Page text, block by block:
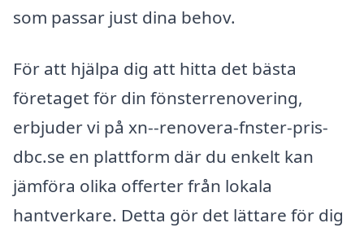
som passar just dina behov.
För att hjälpa dig att hitta det bästa
företaget för din fönsterrenovering,
erbjuder vi på xn--renovera-fnster-pris-
dbc.se en plattform där du enkelt kan
jämföra olika offerter från lokala
hantverkare. Detta gör det lättare för dig